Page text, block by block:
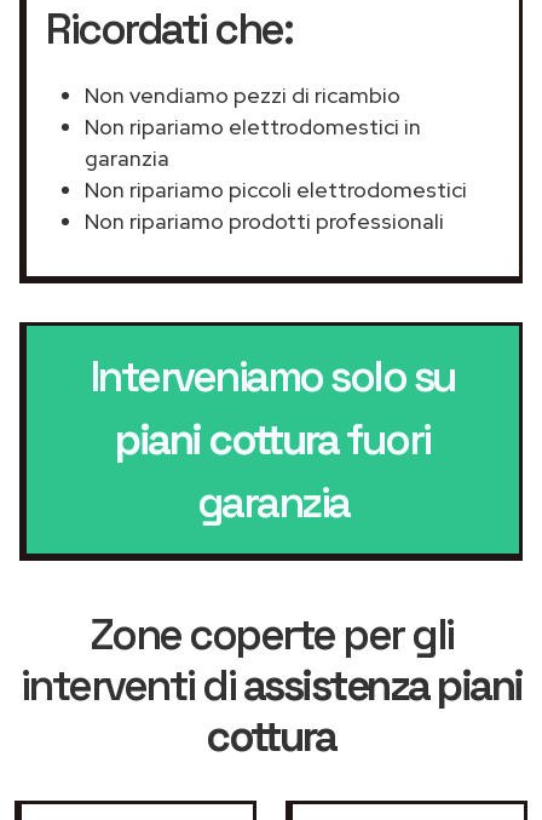
Ricordati che:
Non vendiamo pezzi di ricambio
Non ripariamo elettrodomestici in
garanzia
Non ripariamo piccoli elettrodomestici
Non ripariamo prodotti professionali
Interveniamo solo su
piani cotturafuori
garanzia
Zone coperte per gli
interventi diassistenza piani
cottura